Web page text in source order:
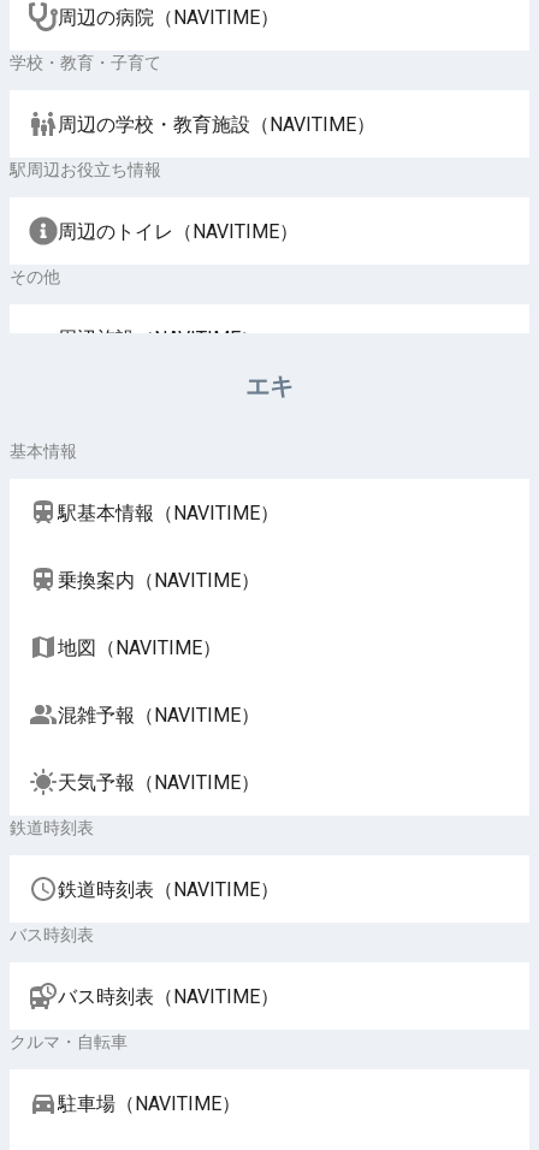
周辺の病院（NAVITIME）
学校・教育・子育て
周辺の学校・教育施設（NAVITIME）
駅周辺お役立ち情報
周辺のトイレ（NAVITIME）
その他
周辺施設（NAVITIME）
エキ
基本情報
駅基本情報（NAVITIME）
乗換案内（NAVITIME）
地図（NAVITIME）
混雑予報（NAVITIME）
天気予報（NAVITIME）
鉄道時刻表
鉄道時刻表（NAVITIME）
バス時刻表
バス時刻表（NAVITIME）
クルマ・自転車
駐車場（NAVITIME）